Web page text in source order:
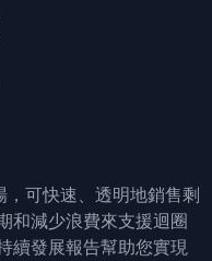
可快速、透明地銷售剩
和減少浪費來支援迴圈
續發展報告幫助您實現